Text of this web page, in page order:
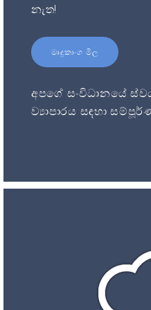
නැත!
මෘදුකාංග මිල
අපගේ සංවිධානයේ
ව්‍යාපාරය සඳහා